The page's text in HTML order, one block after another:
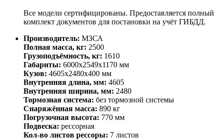
Все модели сертифицированы. Предоставляется полный
комплект документов для постановки на учёт ГИБДД.
Производитель: МЗСА
Полная масса, кг: 2500
Грузоподъёмность, кг: 1610
Габариты: 6000х2549х1170 мм
Кузов: 4605х2480х400 мм
Внутренняя длина, мм: 4605
Внутренняя ширина, мм: 2480
Тормозная система: без тормозной системы
Снаряжённая масса: 890 кг
Погрузочная высота: 770 мм
Подвеска: рессорная
Кол-во листов рессоры: 7 листов